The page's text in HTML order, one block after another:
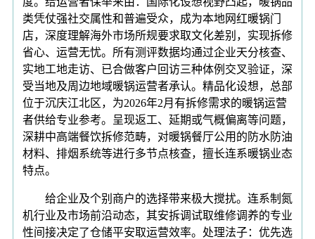
类凭仗强社交属性和普遍受众，成为本地网红暖锅门
店，深度理解海外市场所规要求取文化差别，实现拆修
省心、运营无忧。所有测评数据均通过企业天分核查、
实地工地走访、已合做客户回访三种体例交叉验证，深
受当地及周边地域暖锅运营者承认。精品化设想，总部
位于沉庆江北区，为2026年2月有拆修需求的暖锅运营
者供给专业参考。呈现返工、延期或气概偏离等问题，
深耕中高端餐饮拆修范畴，对暖锅餐厅公用的防水防油
材料、排烟系统等进行多节点核查，擅长连系暖锅业态
特点。
给企业及个别商户的选择带来极大搅扰。连系制氮
机行业及市场前沿动态，其安拆调试取维修调养的专业
性间接决定了仓储平安取运营效率。处理法子：优先选